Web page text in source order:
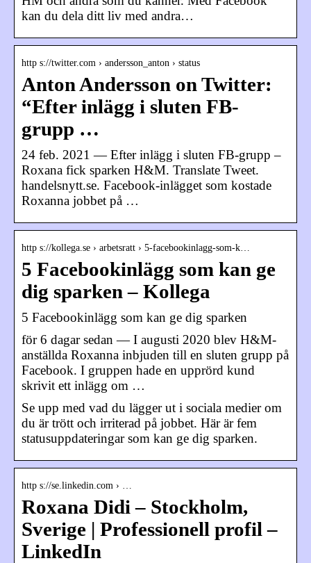
kan du dela ditt liv med andra…
http s://twitter.com › andersson_anton › status
Anton Andersson on Twitter:
“Efter inlägg i sluten FB-
grupp …
24 feb. 2021 — Efter inlägg i sluten FB-grupp –
Roxana fick sparken H&M. Translate Tweet.
handelsnytt.se. Facebook-inlägget som kostade
Roxanna jobbet på …
http s://kollega.se › arbetsratt › 5-facebookinlagg-som-k…
5 Facebookinlägg som kan ge
dig sparken – Kollega
5 Facebookinlägg som kan ge dig sparken
för 6 dagar sedan — I augusti 2020 blev H&M-
anställda Roxanna inbjuden till en sluten grupp på
Facebook. I gruppen hade en upprörd kund
skrivit ett inlägg om …
Se upp med vad du lägger ut i sociala medier om
du är trött och irriterad på jobbet. Här är fem
statusuppdateringar som kan ge dig sparken.
http s://se.linkedin.com › …
Roxana Didi – Stockholm,
Sverige | Professionell profil –
LinkedIn